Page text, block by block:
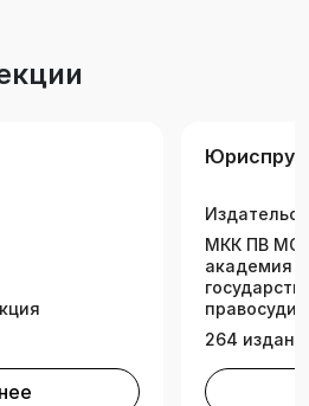
МКК ПВ МО
академия
правосудия
264